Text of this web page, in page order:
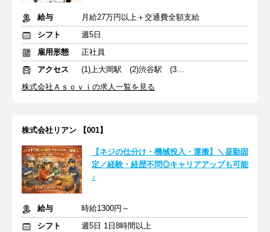
給与
月給27万円以上＋交通費全額支給
シフト
週5日
雇用形態
正社員
アクセス
(1)上大岡駅 (2)渋谷駅 (3)横浜駅
株式会社Ａｓｏｖｉの求人一覧を見る
株式会社リアン 【001】
【ネジの仕分け・機械投入・運搬】＼昼勤固
定／経験・経歴不問◎キャリアアップも可能
♪
給与
時給1300円～
シフト
週5日 1日8時間以上